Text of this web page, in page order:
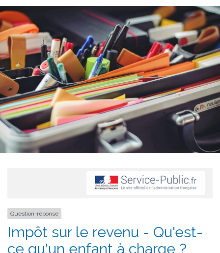
Question-réponse
Impôt sur le revenu - Qu'est-
ce qu'un enfant à charge ?